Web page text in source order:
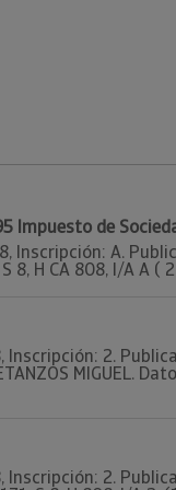
Impuesto de
Inscripción: A.
8, H CA 808, I/A A (
2.
MIGUEL.
2.